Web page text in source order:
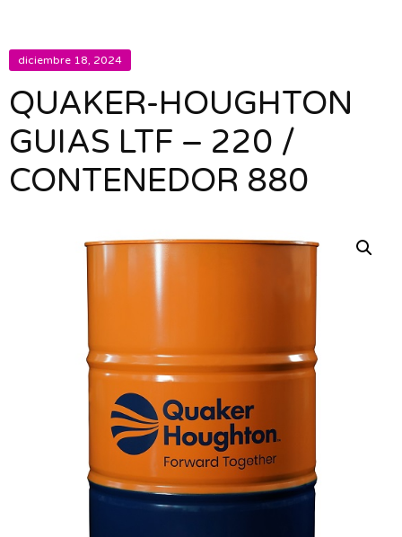
diciembre 18, 2024
QUAKER-HOUGHTON
GUIAS LTF – 220 /
CONTENEDOR 880